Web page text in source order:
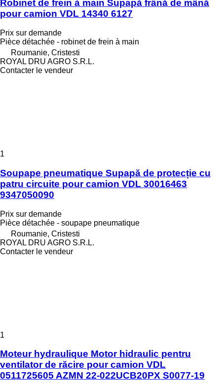
Robinet de frein à main Supapă frână de mână
pour camion VDL 14340 6127
Prix sur demande
Pièce détachée - robinet de frein à main
Roumanie, Cristesti
ROYAL DRU AGRO S.R.L.
Contacter le vendeur
1
Soupape pneumatique Supapă de protecție cu
patru circuite pour camion VDL 30016463
9347050090
Prix sur demande
Pièce détachée - soupape pneumatique
Roumanie, Cristesti
ROYAL DRU AGRO S.R.L.
Contacter le vendeur
1
Moteur hydraulique Motor hidraulic pentru
ventilator de răcire pour camion VDL
0511725605 AZMN 22-022UCB20PX S0077-19